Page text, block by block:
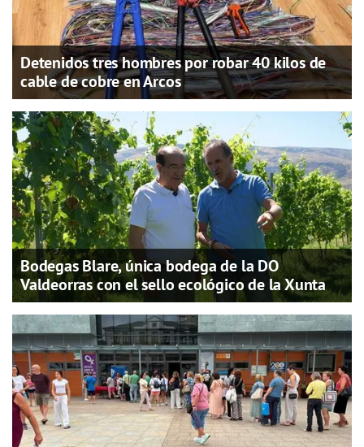
Detenidos tres hombres por robar 40 kilos de
cable de cobre en Arcos
Bodegas Blare, única bodega de la DO
Valdeorras con el sello ecológico de la Xunta